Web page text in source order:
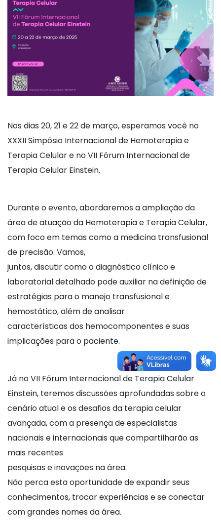
Nos dias 20, 21 e 22 de março, esperamos você no
XXXII Simpósio Internacional de Hemoterapia e
Terapia Celular e no VII Fórum Internacional de
Terapia Celular Einstein.
Durante o evento, abordaremos a ampliação da
área de atuação da Hemoterapia e Terapia Celular,
com foco em temas como a medicina transfusional
de precisão. Vamos,
juntos, discutir como o diagnóstico clínico e
laboratorial detalhado pode auxiliar na definição de
estratégias para o manejo transfusional e
hemostático, além de analisar
características dos hemocomponentes e suas
implicações para o paciente.
Já no VII Fórum Internacional de Terapia Celular
Einstein, teremos discussões aprofundadas sobre o
cenário atual e os desafios da terapia celular
avançada, com a presença de especialistas
nacionais e internacionais que compartilharão as
mais recentes
pesquisas e inovações na área.
Não perca esta oportunidade de expandir seus
conhecimentos, trocar experiências e se conectar
com grandes nomes da área.